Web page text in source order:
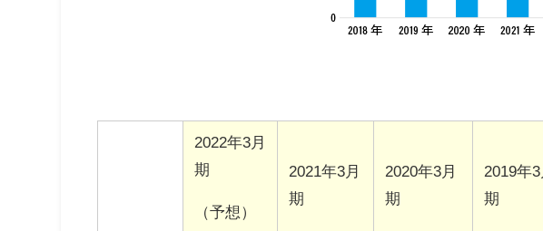
2022年3 月
期
（予想）
2021年3 月
期
2020年3 月
期
2019年3
期